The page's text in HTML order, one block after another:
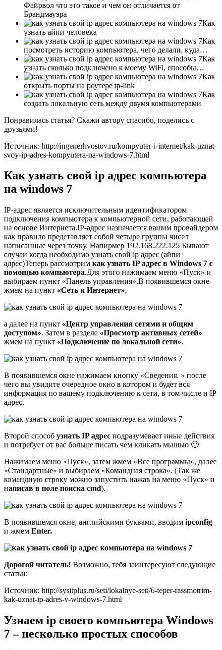
Файрвол что это такое и чем он отличается от
Брандмауэра
Как
узнать айпи человека
Как
посмотреть историю компьютера, чего делали, куда…
Как
узнать сколько подключено к моему WiFi, способы…
Как
открыть порты на роутере tp-link
Как
создать локальную сеть между двумя компьютерами
Понравилась статья? Скажи автору спасибо, поделись с
друзьями!
Источник: http://ingenerhvostov.ru/kompyuter-i-internet/kak-uznat-
svoy-ip-adres-kompyutera-na-windows-7.html
Как узнать свой ip адрес компьютера
на windows 7
IP-адрес является исключительным идентификатором
подключения компьютера к компьютерной сети, работающей
на основе Интернета.IP-адрес назначается вашим провайдером
как правило представляет собой четыре группы чисел
написанные через точку. Напирмер 192.168.222.125 Бывают
случаи когда необходимо узнать свой ip адрес (айпи
адрес)Теперь рассмотрим как узнать IP адрес в Windows 7 с
помощью компьютера.Для этого нажимаем меню «Пуск» и
выбираем пункт «Панель управления».В появившемся окне
жмем на пункт «Сеть и Интернет»,
а далее на пункт «Центр управления сетями и общим
доступом». Затем в разделе «Просмотр активных сетей»
жмем на пункт «Подключение по локальной сети».
В появившемся окне нажимаем кнопку «Сведения. » после
чего вы увидите очередное окно в котором и будет вся
информация по вашему подключению к сети, в том числе и IP
адрес.
Второй способ узнать IP адрес подразумевает иные действия
и потребует от вас больше писать чем кликать мышью 🙂
Нажимаем меню «Пуск», затем жмем «Все программы», далее
«Стандартные» и выбираем «Командная строка». (Так же
командную строку можно запустить нажав на меню «Пуск» и
написав в поле поиска cmd).
В появившемся окне, английскими буквами, вводим ipconfig
и жмем Enter.
Дорогой читатель! Возможно, тебя заинтересуют следующие
статьи:
Источник: http://sysitplus.ru/seti/lokalnye-seti/6-teper-rassmotrim-
kak-uznat-ip-adres-v-windows-7.html
Узнаем ip своего компьютера Windows
7 – несколько простых способов